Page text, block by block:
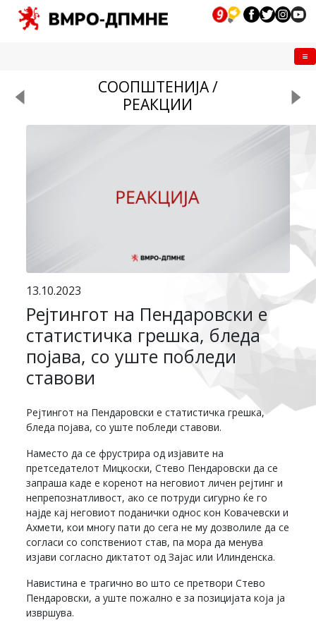
СООПШТЕНИЈА /
РЕАКЦИИ
13.10.2023
Рејтингот на Пендаровски е
статистичка грешка, бледа
појава, со уште побледи
ставови
Рејтингот на Пендаровски е статистичка грешка,
бледа појава, со уште побледи ставови.
Наместо да се фрустрира од изјавите на
претседателот Мицкоски, Стево Пендаровски да се
запраша каде е коренот на неговиот личен рејтинг и
непрепознатливост, ако се потруди сигурно ќе го
најде кај неговиот поданички однос кон Ковачевски и
Ахмети, кои многу пати до сега не му дозволиле да се
согласи со сопствениот став, па мора да менува
изјави согласно диктатот од Зајас или Илинденска.
Навистина е трагично во што се претвори Стево
Пендаровски, а уште пожално е за позицијата која ја
извршува.